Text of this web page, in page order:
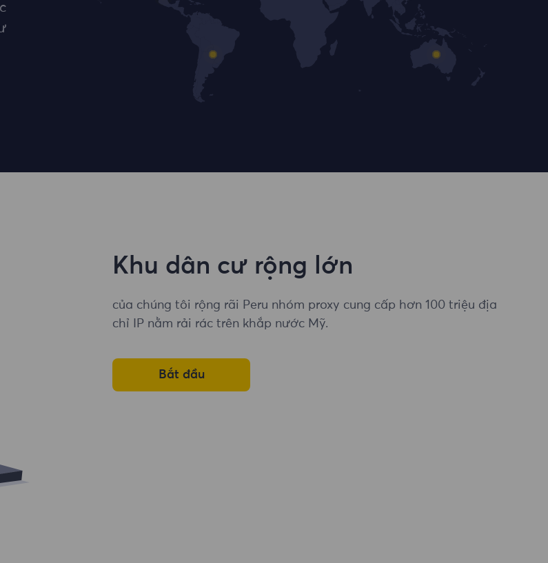
Khu dân cư rộng lớn
của chúng tôi rộng rãi Peru nhóm proxy cung cấp hơn 100 triệu địa
chỉ IP nằm rải rác trên khắp nước Mỹ.
Bắt đầu